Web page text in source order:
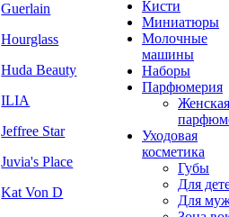
Guerlain
Hourglass
Huda Beauty
ILIA
Jeffree Star
Juvia's Place
Kat Von D
Кисти
Миниатюры
Молочные
машины
Наборы
Парфюмерия
Женская
Уходовая
косметика
Губы
Для
Для